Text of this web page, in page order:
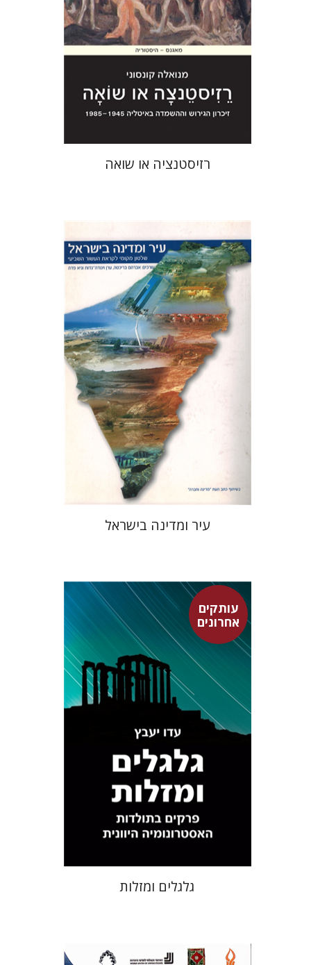
הנחת אתר ספר מודפס
$30
$27
רזיסטנציה או שואה
גיא פדה ערן ויגודה-גדות
אברהם
בריכטה
הנחת אתר ספר מודפס
$35
$32
עיר ומדינה בישראל
עותקים
אחרונים
עדו יעבץ
$35
גלגלים ומזלות